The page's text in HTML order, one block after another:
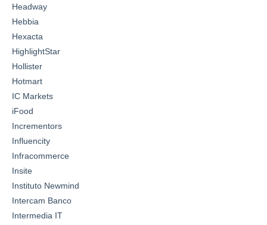
Headway
Hebbia
Hexacta
HighlightStar
Hollister
Hotmart
IC Markets
iFood
Incrementors
Influencity
Infracommerce
Insite
Instituto Newmind
Intercam Banco
Intermedia IT